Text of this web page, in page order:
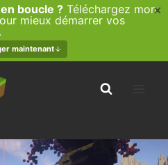
boucle ? Téléchargez mon
mieux démarrer vos
maintenant